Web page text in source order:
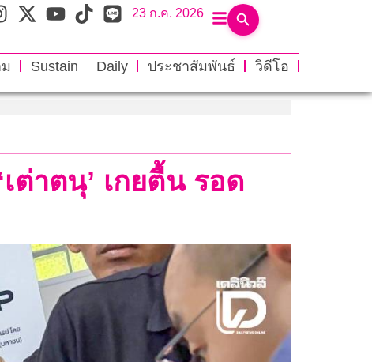
23 ก.ค. 2026
Sustain Daily ประชาสัมพันธ์
วิดีโอ
าตนุ’ เกยตื้น รอด